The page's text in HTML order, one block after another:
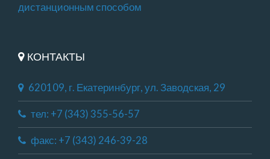
дистанционным способом
КОНТАКТЫ
620109, г. Екатеринбург, ул. Заводская, 29
тел: +7 (343) 355-56-57
факс: +7 (343) 246-39-28